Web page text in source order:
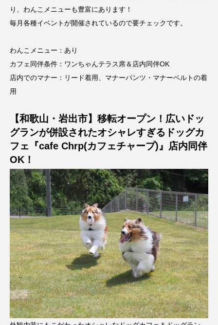
り、わんこメニューも豊富にあります！
毎月各種イベントが開催されているので要チェックです。
わんこメニュー：あり
カフェ同伴条件：ワンちゃんテラス席＆店内同伴OK
店内でのマナー：リード着用、マナーパンツ・マナーベルトの着
用
【和歌山・岩出市】移転オープン！広いドッ
グランが併設されたオシャレすぎるドッグカ
フェ『cafe Chrp(カフェチャープ)』店内同伴
OK！